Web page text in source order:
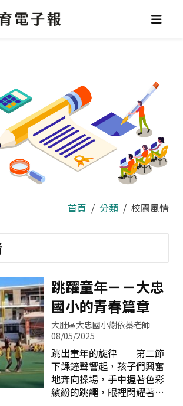
首頁 分類 校園風情
跳躍童年－－大忠
國小的青春篇章
大肚區大忠國小謝依蓁老師
08/05/2025
跳出童年的旋律 第二節
下課鐘聲響起，孩子們興奮
地奔向操場，手中握著色彩
繽紛的跳繩，眼裡閃耀著期